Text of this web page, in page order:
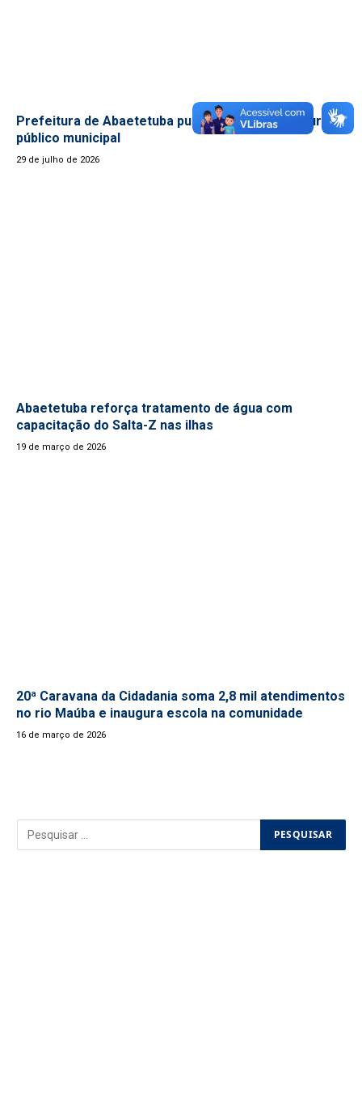
Prefeitura de Abaetetuba publica edital do concurso
público municipal
29 de julho de 2026
Abaetetuba reforça tratamento de água com
capacitação do Salta-Z nas ilhas
19 de março de 2026
20ª Caravana da Cidadania soma 2,8 mil atendimentos
no rio Maúba e inaugura escola na comunidade
16 de março de 2026